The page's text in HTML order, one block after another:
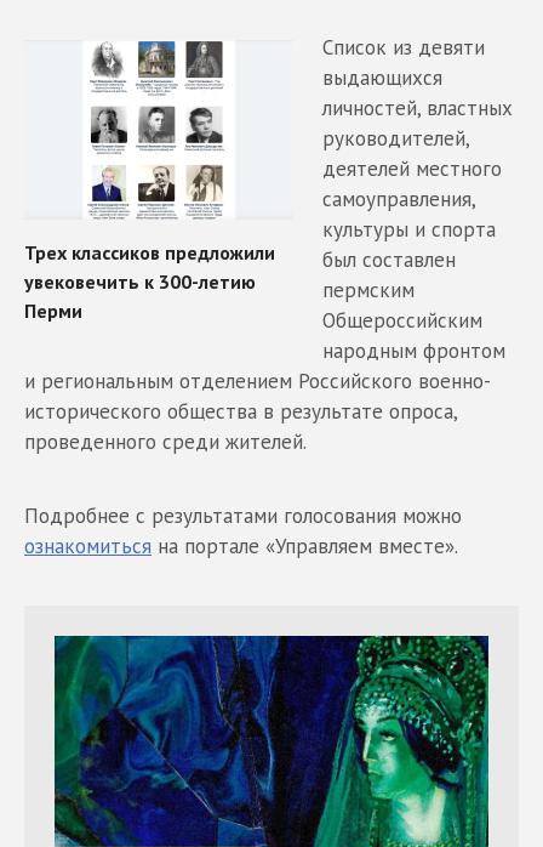
Список из девяти
выдающихся
личностей, властных
руководителей,
деятелей местного
самоуправления,
культуры и спорта
был составлен
пермским
Общероссийским
народным фронтом
и региональным отделением Российского военно-
исторического общества в результате опроса,
проведенного среди жителей.
Подробнее с результатами голосования можно
ознакомиться на портале «Управляем вместе».